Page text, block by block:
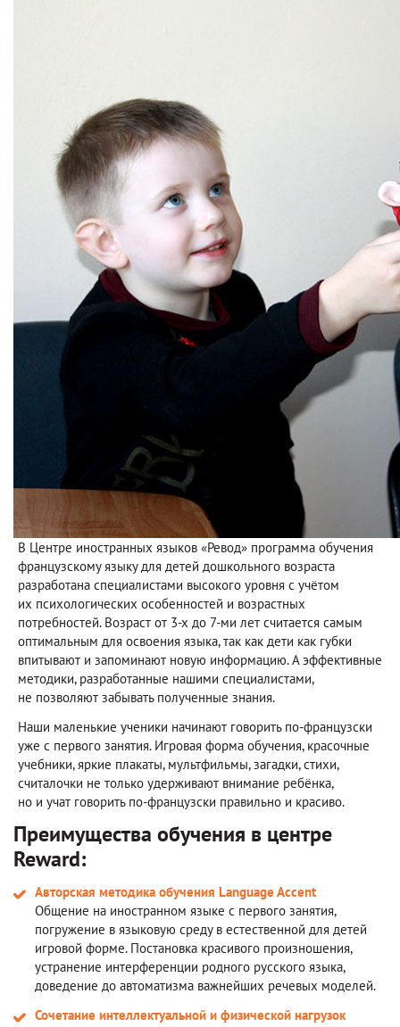
В Центре иностранных языков «Ревод» программа обучения
французскому языку для детей дошкольного возраста
разработана специалистами высокого уровня с учётом
их психологических особенностей и возрастных
потребностей. Возраст от 3-х до 7-ми лет считается самым
оптимальным для освоения языка, так как дети как губки
впитывают и запоминают новую информацию. А эффективные
методики, разработанные нашими специалистами,
не позволяют забывать полученные знания.
Наши маленькие ученики начинают говорить по-французски
уже с первого занятия. Игровая форма обучения, красочные
учебники, яркие плакаты, мультфильмы, загадки, стихи,
считалочки не только удерживают внимание ребёнка,
но и учат говорить по-французски правильно и красиво.
Преимущества обучения в центре
Reward:
Авторская методика обучения Language Accent
Общение на иностранном языке с первого занятия,
погружение в языковую среду в естественной для детей
игровой форме. Постановка красивого произношения,
устранение интерференции родного русского языка,
доведение до автоматизма важнейших речевых моделей.
Сочетание интеллектуальной и физической нагрузок